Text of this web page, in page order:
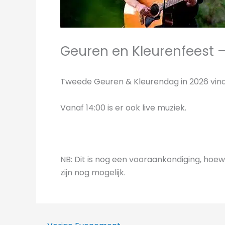
Geuren en Kleurenfeest
Tweede Geuren & Kleurendag in 2026
Vanaf 14:00 is er ook live muziek.
NB: Dit is nog een vooraankondiging,
zijn nog mogelijk.